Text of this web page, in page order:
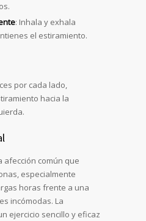
: Inhala y exhala
el estiramiento.
por cada lado,
hacia la
afección común que
especialmente
horas frente a una
incómodas. La
ejercicio sencillo y eficaz